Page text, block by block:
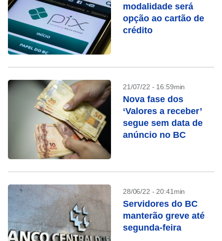
modalidade será
opção ao cartão de
crédito
21/07/22 - 16:59min
Nova fase dos
‘Valores a receber’
segue sem data de
anúncio no BC
28/06/22 - 20:41min
Servidores do BC
manterão greve até
segunda-feira